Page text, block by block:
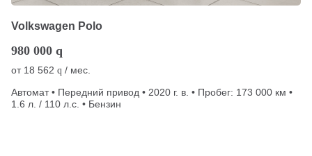
Volkswagen Polo
980 000 q
от 18 562 q / мес.
Автомат • Передний привод • 2020 г. в. • Пробег: 173 000 км •
1.6 л. / 110 л.с. • Бензин